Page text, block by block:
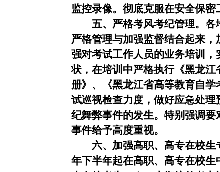
监控录像。彻底克服在安全保
五、严格考风考纪管理。
严格管理与加强监督结合起来
强对考试工作人员的业务培训
状，在培训中严格执行《黑龙
册》、《黑龙江省高等教育自
试巡视检查力度，做好应急处
纪舞弊事件的发生。特别强调
事件给予高度重视。
六、加强高职、高专在校生
年下半年起在高职、高专在校